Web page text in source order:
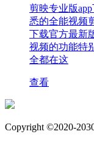
剪映专业版
悉的全能视频
下载官方最新
视频的功能特
全都在这
查看
Copyright ©2020-